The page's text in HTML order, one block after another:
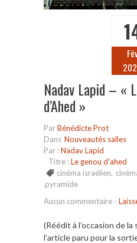
Nadav Lapid – «
d’Ahed »
ParBénédicte Prot
Dans Nouveautés salles
Par :Nadav Lapid
Titre :Le genou d'ahed
cinéma israélien,
pyramide
Aucun commentaire -
(Réédit à l’occasion de
l’article paru pour la